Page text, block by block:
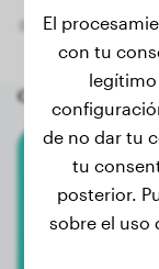
Otros perros
El
con tu
legítimo
de no dar tu
tu
posterior.
sobre el uso